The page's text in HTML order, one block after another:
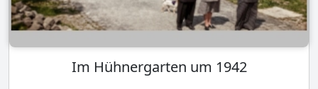
Im Hühnergarten um 1942